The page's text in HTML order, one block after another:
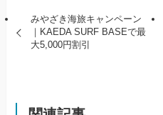
みやざき海旅キャンペーン
｜KAEDA SURF BASEで最
大5,000円割引